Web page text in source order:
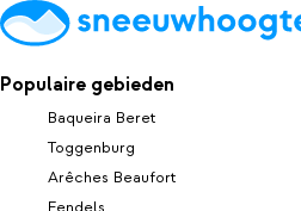
wintertuin en een groot zomerterras.
Populaire gebieden
Baqueira Beret
Toggenburg
Arêches Beaufort
Fendels